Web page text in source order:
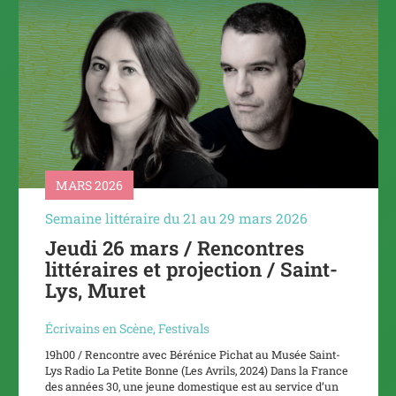
MARS 2026
Semaine littéraire du 21 au 29 mars 2026
Jeudi 26 mars / Rencontres
littéraires et projection / Saint-
Lys, Muret
Écrivains en Scène, Festivals
19h00 / Rencontre avec Bérénice Pichat au Musée Saint-
Lys Radio La Petite Bonne (Les Avrils, 2024) Dans la France
des années 30, une jeune domestique est au service d’un